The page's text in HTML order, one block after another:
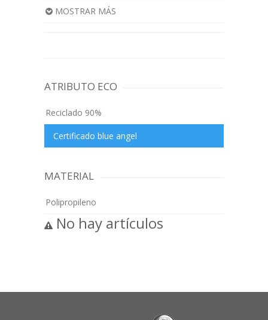
MOSTRAR MÁS
ATRIBUTO ECO
Reciclado 90%
Certificado blue angel
MATERIAL
Polipropileno
No hay artículos